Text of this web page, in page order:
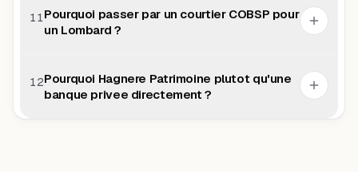
11Pourquoi passer par un courtier COBSP pour
un Lombard ?
12Pourquoi Hagnere Patrimoine plutot qu'une
banque privee directement ?